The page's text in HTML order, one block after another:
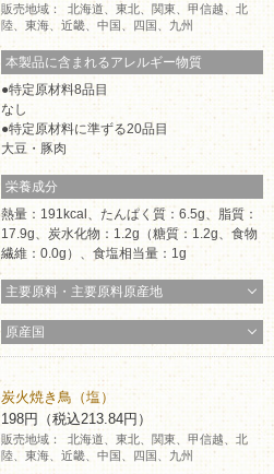
販売地域：
北海道、東北、関東、甲信越、北
陸、東海、近畿、中国、四国、九州
本製品に含まれるアレルギー物質
特定原材料8品目
なし
特定原材料に準ずる20品目
大豆・豚肉
栄養成分
熱量：191kcal、たんぱく質：6.5g、脂質：
17.9g、炭水化物：1.2g（糖質：1.2g、食物
繊維：0.0g）、食塩相当量：1g
主要原料・主要原料原産地
原産国
炭火焼き鳥（塩）
198円（税込213.84円）
販売地域：
北海道、東北、関東、甲信越、北
陸、東海、近畿、中国、四国、九州